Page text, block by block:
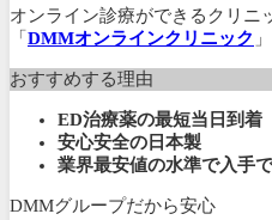
オンライン診療ができるクリニ
「 DMMオンラインクリニック
おすすめする理由
ED治療薬の最短当日到着
安心安全の日本製
業界最安値の水準で入手
DMMグループだから安心